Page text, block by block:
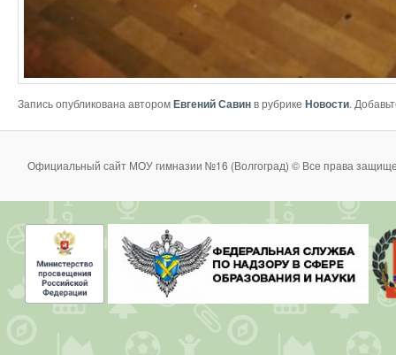
Запись опубликована авторомЕвгений Савинв рубрике Новости.
Официальный сайт МОУ гимназии №16 (Волгоград) © Все права